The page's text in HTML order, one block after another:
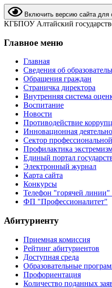
Включить версию сайта для
КГБПОУ Алтайский
Главное меню
Главная
Сведения об
Обращения граждан
Страничка директора
Внутренняя система
Воспитание
Новости
Противодействие
Инновационная
Сектор
Профилактика
Единый портал
Электронный журнал
Карта сайта
Конкурсы
Телефон "горячей
ФП "Профессионалитет"
Абитуриенту
Приемная комиссия
Рейтинг абитуриентов
Доступная среда
Образовательные
Профориентация
Количество поданных